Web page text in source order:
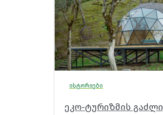
ისტორიები
ეკო-ტურიზმის